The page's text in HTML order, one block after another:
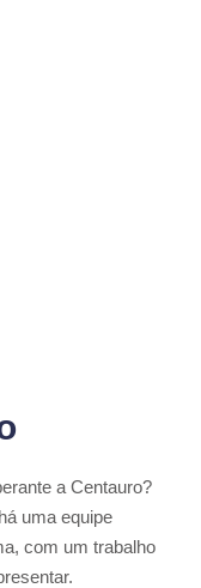
a Centauro?
uma equipe
com um trabalho